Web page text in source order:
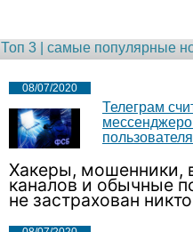
Топ 3 | самые популярные
08/07/2020
Телеграм
Хакеры, мошенники,
каналов и обычные
не застрахован